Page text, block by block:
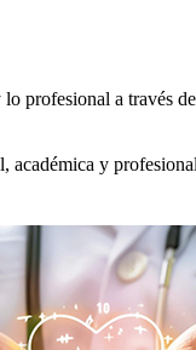
profesional a través
académica y